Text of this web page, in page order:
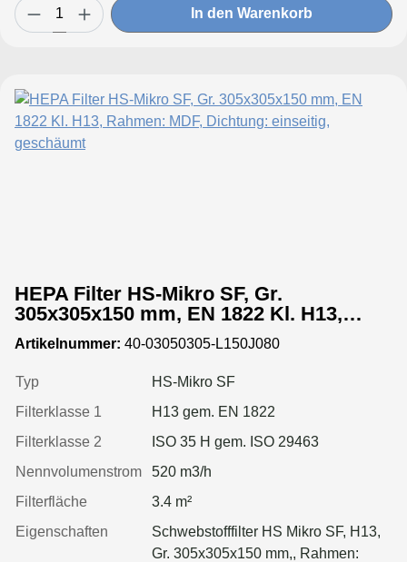
In den Warenkorb
HEPA Filter HS-Mikro SF, Gr.
305x305x150 mm, EN 1822 Kl. H13,
Rahmen: MDF, Dichtung: einseitig,
geschäumt
Artikelnummer: 40-03050305-L150J080
Typ
HS-Mikro SF
Filterklasse 1
H13 gem. EN 1822
Filterklasse 2
ISO 35 H gem. ISO 29463
Nennvolumenstrom
520 m3/h
Filterfläche
3.4 m²
Eigenschaften
Schwebstofffilter HS Mikro SF, H13,
Gr. 305x305x150 mm,, Rahmen: